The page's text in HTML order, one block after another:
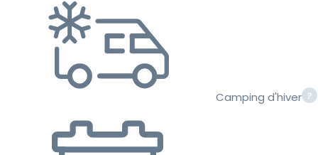
Camping d'hiver